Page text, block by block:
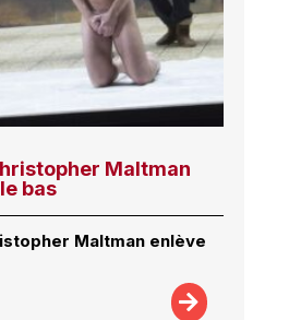
Maltman
bas
Maltman enlève